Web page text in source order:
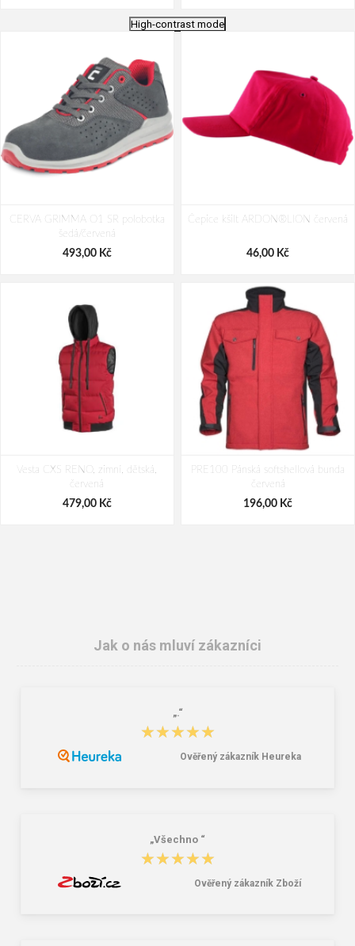
polobotka černá
1 059,00 Kč
polobotka oranžová
High-contrast mode
CERVA GRIMMA O1 SR polobotka
šedá/červená
493,00 Kč
Čepice kšilt ARDON®LION červená
46,00 Kč
Vesta CXS RENO, zimní, dětská,
červená
479,00 Kč
PRE100 Pánská softshellová bunda
červená
196,00 Kč
58,00 Kč 245,00 Kč 316,00 Kč
Jak o nás mluví zákazníci
„.“
★★★★★
★★★★★
Ověřený zákazník Heureka
„Všechno “
★★★★★
★★★★★
Ověřený zákazník Zboží